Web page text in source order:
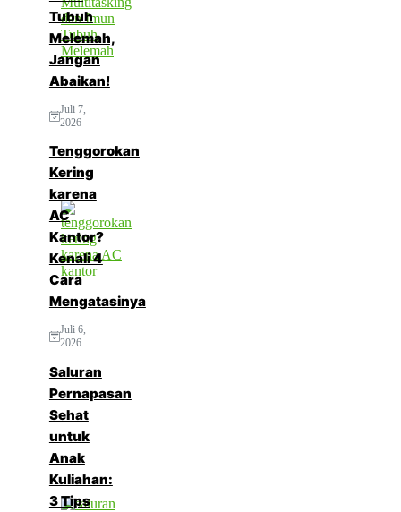
Tubuh
Melemah,
Jangan
Abaikan!
Juli 7,
2026
Tenggorokan
Kering
karena
AC
Kantor?
Kenali 4
Cara
Mengatasinya
Juli 6,
2026
Saluran
Pernapasan
Sehat
untuk
Anak
Kuliahan:
3 Tips